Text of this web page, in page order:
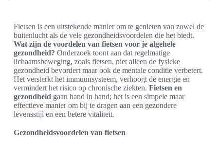
Fietsen is een uitstekende manier om te genieten van zowel de
buitenlucht als de vele gezondheidsvoordelen die het biedt.
Wat zijn de voordelen van fietsen voor je algehele
gezondheid? Onderzoek toont aan dat regelmatige
lichaamsbeweging, zoals fietsen, niet alleen de fysieke
gezondheid bevordert maar ook de mentale conditie verbetert.
Het versterkt het immuunsysteem, verhoogt de energie en
vermindert het risico op chronische ziekten. Fietsen en
gezondheid gaan hand in hand; het is een simpele maar
effectieve manier om bij te dragen aan een gezondere
levensstijl en een betere vitaliteit.
Gezondheidsvoordelen van fietsen